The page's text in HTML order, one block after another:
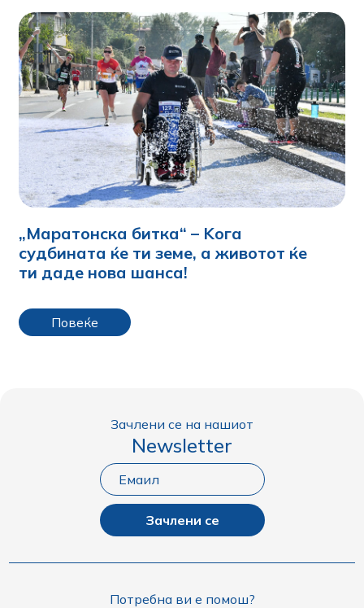
„Маратонска битка“ – Kога
судбината ќе ти земе, а животот ќе
ти даде нова шанса!
Повеќе
Зачлени се на нашиот
Newsletter
Зачлени се
Потребна ви е помош?